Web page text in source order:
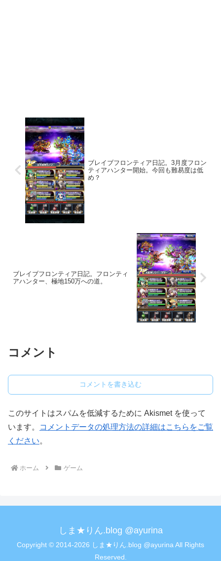
ブレイブフロンティア日記。3月度フロン
ティアハンター開始。今回も難易度は低
め？
ブレイブフロンティア日記。フロンティ
アハンター、極地150万への道。
コメント
コメントを書き込む
このサイトはスパムを低減するために Akismet を使って
います。
コメントデータの処理方法の詳細はこちらをご覧
ください。
ホーム ゲーム
しま★りん.blog @ayurina
Copyright © 2014-2026 しま★りん.blog @ayurina All Rights
Reserved.